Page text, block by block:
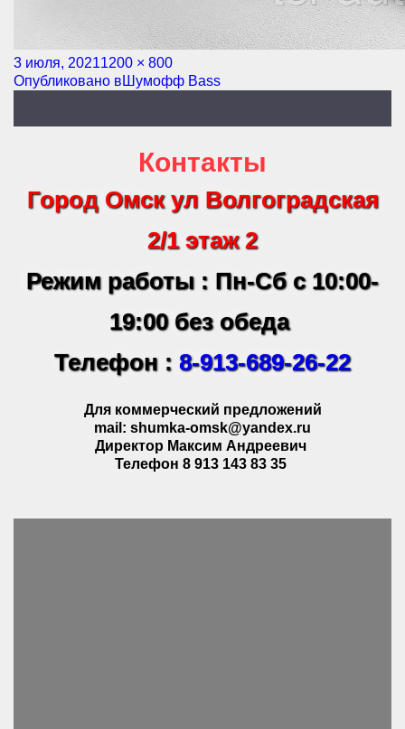
Опубликовано
3 июля, 2021Полный
размер
1200 × 800
Навигация
Опубликовано в Шумофф Bass
Контакты
Город Омск ул Волгоградская
2/1 этаж 2
Режим работы : Пн-Сб с 10:00-
19:00 без обеда
Телефон : 8-913-689-26-22
Для коммерческий предложений
mail: shumka-omsk@yandex.ru
Директор Максим Андреевич
Телефон 8 913 143 83 35